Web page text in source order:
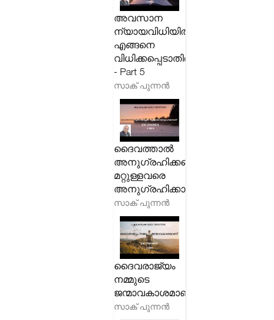
അവസാന
ന്യായവിധിയിൽ
എങ്ങനെ
വിധിക്കപ്പെടാതിരിക്കാം
- Part 5
സാക് പുന്നൻ
ദൈവത്താൽ
അനുഗ്രഹിക്കപ്പെട്ടത്
മറ്റുള്ളവരെ
അനുഗ്രഹിക്കാനാണ്
സാക് പുന്നൻ
ദൈവരാജ്യം
നമ്മുടെ
ജന്മാവകാശമാണ്
സാക് പുന്നൻ